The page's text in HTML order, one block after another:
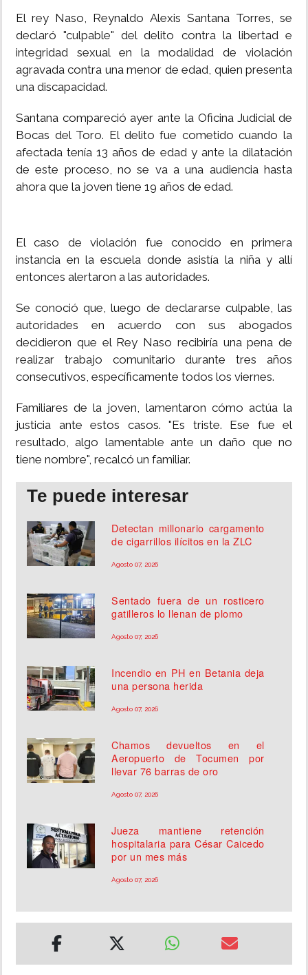
El rey Naso, Reynaldo Alexis Santana Torres, se
declaró "culpable" del delito contra la libertad e
integridad sexual en la modalidad de violación
agravada contra una menor de edad, quien presenta
una discapacidad.
Santana compareció ayer ante la Oficina Judicial de
Bocas del Toro. El delito fue cometido cuando la
afectada tenía 13 años de edad y ante la dilatación
de este proceso, no se va a una audiencia hasta
ahora que la joven tiene 19 años de edad.
El caso de violación fue conocido en primera
instancia en la escuela donde asistía la niña y allí
entonces alertaron a las autoridades.
Se conoció que, luego de declararse culpable, las
autoridades en acuerdo con sus abogados
decidieron que el Rey Naso recibiría una pena de
realizar trabajo comunitario durante tres años
consecutivos, específicamente todos los viernes.
Familiares de la joven, lamentaron cómo actúa la
justicia ante estos casos. "Es triste. Ese fue el
resultado, algo lamentable ante un daño que no
tiene nombre", recalcó un familiar.
Te puede interesar
Detectan millonario cargamento
de cigarrillos ilícitos en la ZLC
Agosto 07, 2026
Sentado fuera de un rosticero
gatilleros lo llenan de plomo
Agosto 07, 2026
Incendio en PH en Betania deja
una persona herida
Agosto 07, 2026
Chamos devueltos en el
Aeropuerto de Tocumen por
llevar 76 barras de oro
Agosto 07, 2026
Jueza mantiene retención
hospitalaria para César Caicedo
por un mes más
Agosto 07, 2026